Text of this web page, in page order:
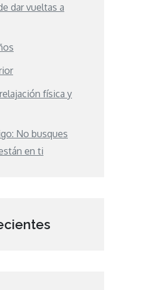
dar vueltas a
física y
No busques
en ti